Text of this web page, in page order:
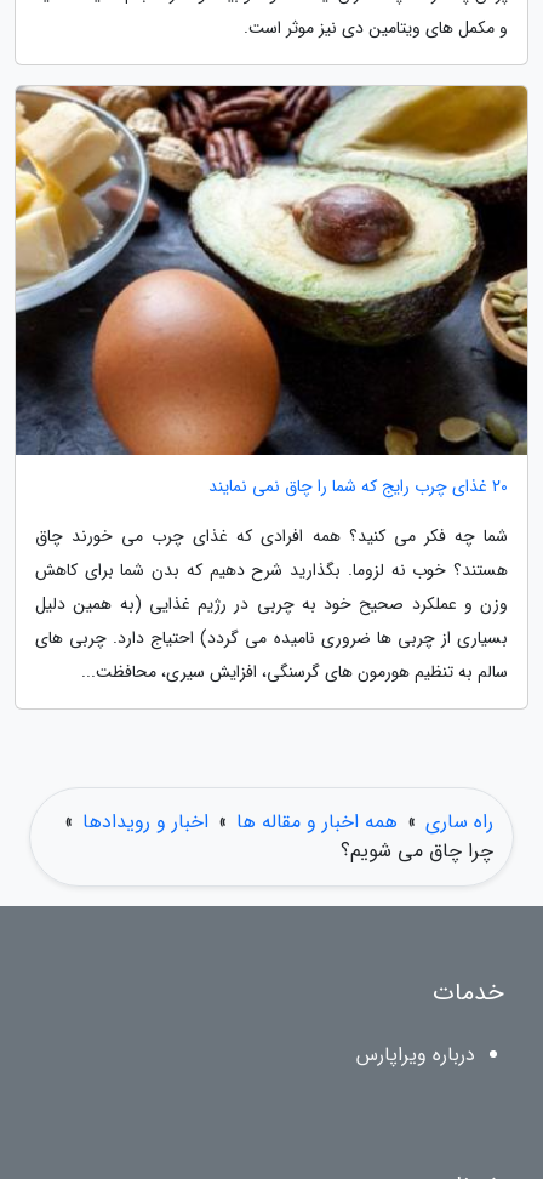
و مکمل های ویتامین دی نیز موثر است.
20 غذای چرب رایج که شما را چاق نمی نمایند
شما چه فکر می کنید؟ همه افرادی که غذای چرب می خورند چاق
هستند؟ خوب نه لزوما. بگذارید شرح دهیم که بدن شما برای کاهش
وزن و عملکرد صحیح خود به چربی در رژیم غذایی (به همین دلیل
بسیاری از چربی ها ضروری نامیده می گردد) احتیاج دارد. چربی های
سالم به تنظیم هورمون های گرسنگی، افزایش سیری، محافظت...
راه ساری » همه اخبار و مقاله ها » اخبار و رویدادها »
چرا چاق می شویم؟
خدمات
درباره ویراپارس